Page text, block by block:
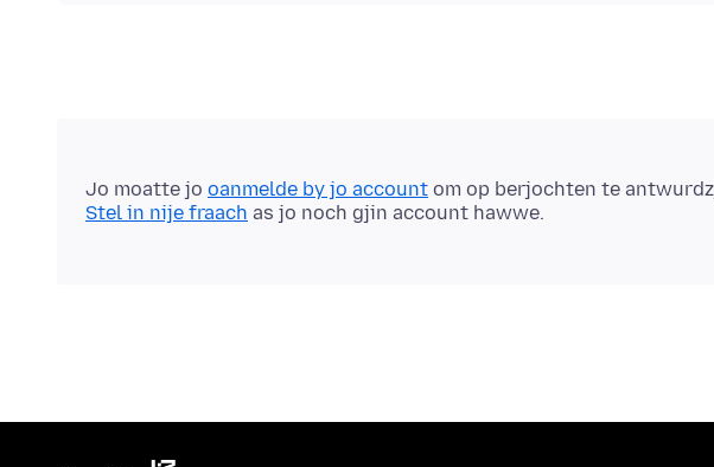
Jo moatte jo oanmelde by jo account om op berjochten te
Stel in nije fraach as jo noch gjin account hawwe.